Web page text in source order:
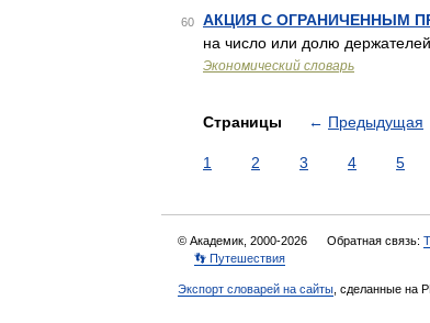
60 АКЦИЯ С ОГРАНИЧЕННЫМ
на число или долю
Экономический словарь
Страницы ← Предыдущая
1 2 3 4 5
© Академик, 2000-2026 Обратная связь:
👣 Путешествия
Экспорт словарей на сайты , сделанные на